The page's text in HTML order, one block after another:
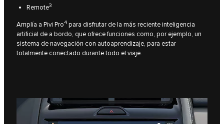
Remote3
Amplía a Pivi Pro4 para disfrutar de la más reciente inteligencia
artificial de a bordo, que ofrece funciones como, por ejemplo, un
sistema de navegación con autoaprendizaje, para estar
totalmente conectado durante todo el viaje.